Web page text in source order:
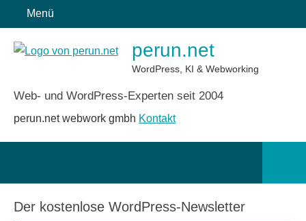
Inhalt
springen
Menü
perun.net
WordPress, KI & Webworking
Web- und WordPress-Experten seit 2004
perun.net webwork gmbh Kontakt
Der kostenlose WordPress-Newsletter